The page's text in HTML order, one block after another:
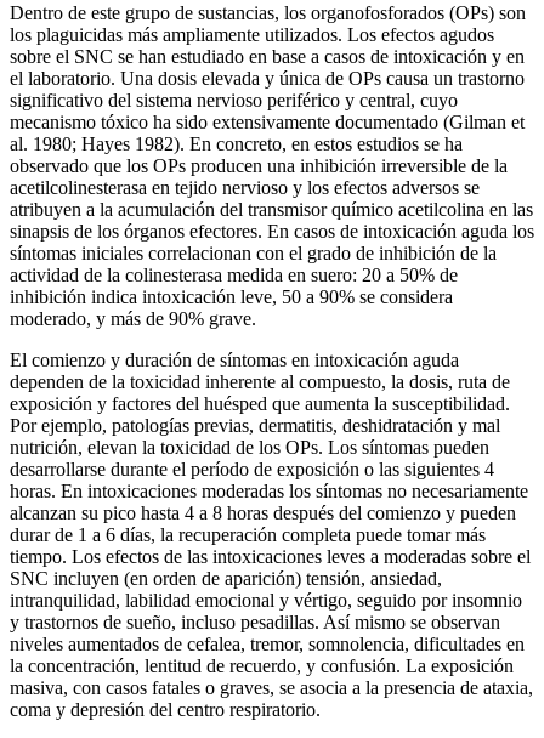
Dentro de este grupo de sustancias, los organofosforados (OPs) son
los plaguicidas más ampliamente utilizados. Los efectos agudos
sobre el SNC se han estudiado en base a casos de intoxicación y en
el laboratorio. Una dosis elevada y única de OPs causa un trastorno
significativo del sistema nervioso periférico y central, cuyo
mecanismo tóxico ha sido extensivamente documentado (Gilman et
al. 1980; Hayes 1982). En concreto, en estos estudios se ha
observado que los OPs producen una inhibición irreversible de la
acetilcolinesterasa en tejido nervioso y los efectos adversos se
atribuyen a la acumulación del transmisor químico acetilcolina en las
sinapsis de los órganos efectores. En casos de intoxicación aguda los
síntomas iniciales correlacionan con el grado de inhibición de la
actividad de la colinesterasa medida en suero: 20 a 50% de
inhibición indica intoxicación leve, 50 a 90% se considera
moderado, y más de 90% grave.
El comienzo y duración de síntomas en intoxicación aguda
dependen de la toxicidad inherente al compuesto, la dosis, ruta de
exposición y factores del huésped que aumenta la susceptibilidad.
Por ejemplo, patologías previas, dermatitis, deshidratación y mal
nutrición, elevan la toxicidad de los OPs. Los síntomas pueden
desarrollarse durante el período de exposición o las siguientes 4
horas. En intoxicaciones moderadas los síntomas no necesariamente
alcanzan su pico hasta 4 a 8 horas después del comienzo y pueden
durar de 1 a 6 días, la recuperación completa puede tomar más
tiempo. Los efectos de las intoxicaciones leves a moderadas sobre el
SNC incluyen (en orden de aparición) tensión, ansiedad,
intranquilidad, labilidad emocional y vértigo, seguido por insomnio
y trastornos de sueño, incluso pesadillas. Así mismo se observan
niveles aumentados de cefalea, tremor, somnolencia, dificultades en
la concentración, lentitud de recuerdo, y confusión. La exposición
masiva, con casos fatales o graves, se asocia a la presencia de ataxia,
coma y depresión del centro respiratorio.